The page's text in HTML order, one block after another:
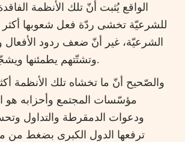
الواقع يُثبت أنّ تلك الأنظمة
للشرعيّة تخشى ردّة فعل شعوبها
الشرعيّة، غير أنّ ضعف ردود الأفعال
وتشتّتهم يطمئنها ويشجّعها على التمادي.
والصّحيح أنّ ما تخشاه تلك
مؤسّسات المجتمع وأحزابه هو
ودعوات الدمقرطة والتداول
ترفعها الدول الكبرى بضغط من